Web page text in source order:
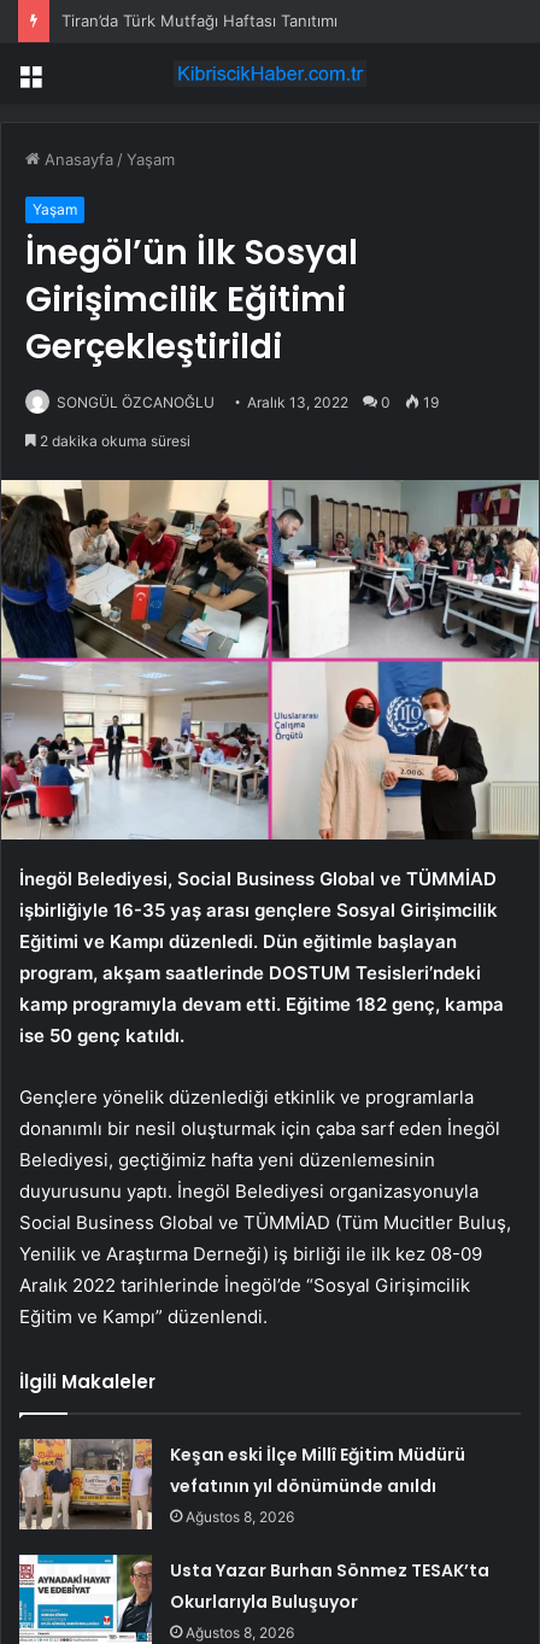
Tiran’da Türk Mutfağı Haftası Tanıtımı
Menü
Anasayfa /Yaşam
Yaşam
İnegöl’ün İlk Sosyal
Girişimcilik Eğitimi
Gerçekleştirildi
SONGÜL ÖZCANOĞLU Aralık 13, 2022 0 19
2 dakika okuma süresi
İnegöl Belediyesi, Social Business Global ve TÜMMİAD
işbirliğiyle 16-35 yaş arası gençlere Sosyal Girişimcilik
Eğitimi ve Kampı düzenledi. Dün eğitimle başlayan
program, akşam saatlerinde DOSTUM Tesisleri’ndeki
kamp programıyla devam etti. Eğitime 182 genç, kampa
ise 50 genç katıldı.
Gençlere yönelik düzenlediği etkinlik ve programlarla
donanımlı bir nesil oluşturmak için çaba sarf eden İnegöl
Belediyesi, geçtiğimiz hafta yeni düzenlemesinin
duyurusunu yaptı. İnegöl Belediyesi organizasyonuyla
Social Business Global ve TÜMMİAD (Tüm Mucitler Buluş,
Yenilik ve Araştırma Derneği) iş birliği ile ilk kez 08-09
Aralık 2022 tarihlerinde İnegöl’de “Sosyal Girişimcilik
Eğitim ve Kampı” düzenlendi.
İlgili Makaleler
Keşan eski İlçe Millî Eğitim Müdürü
vefatının yıl dönümünde anıldı
Ağustos 8, 2026
Usta Yazar Burhan Sönmez TESAK’ta
Okurlarıyla Buluşuyor
Ağustos 8, 2026